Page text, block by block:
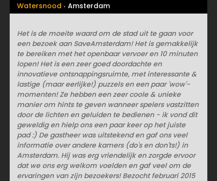
Watersnood Amsterdam
Het is de moeite waard om de stad uit te gaan voor
een bezoek aan SaveAmsterdam! Het is gemakkelijk
te bereiken met het openbaar vervoer en 10 minuten
lopen! Het is een zeer goed doordachte en
innovatieve ontsnappingsruimte, met interessante &
lastige (maar eerlijke!) puzzels en een paar 'wow'-
momenten! Ze hebben een zeer coole & unieke
manier om hints te geven wanneer spelers vastzitten
door de lichten en geluiden te bedienen - ik vond dit
geweldig en hielp ons een paar keer op het juiste
pad :) De gastheer was uitstekend en gaf ons veel
informatie over andere kamers (do's en don'ts!) in
Amsterdam. Hij was erg vriendelijk en zorgde ervoor
dat we ons erg welkom voelden en gaf veel om de
ervaringen van zijn bezoekers! Bezocht februari 2015